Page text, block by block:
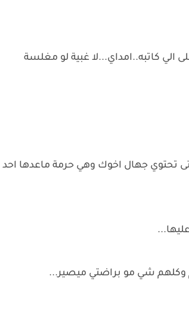
كاتبه..امداي...لا غبية لو مغلسة
تحتوي جهال اخوك وهي حرمة ماعدها احد
وكلهم شي مو براضتي ميصير...